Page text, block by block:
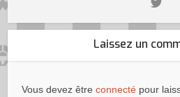
Laissez un
Vous devez êtreconnecté pour